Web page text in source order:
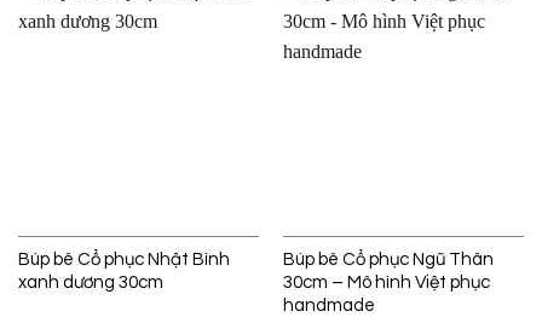
Búp bê Cổ phục Nhật Bình
xanh dương 30cm
Búp bê Cổ phục Ngũ Thân
30cm – Mô hình Việt phục
handmade